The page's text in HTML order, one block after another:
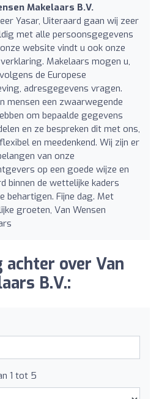
Makelaars B.V.
Yasar, Uiteraard gaan wij zeer
met alle persoonsgegevens
website vindt u ook onze
Makelaars mogen u,
de Europese
adresgegevens vragen.
mensen een zwaarwegende
om bepaalde gegevens
en ze bespreken dit met ons,
en meedenkend. Wij zijn er
van onze
op een goede wijze en
binnen de wettelijke kaders
behartigen. Fijne dag. Met
groeten, Van Wensen
achter over Van
B.V.:
1 tot 5